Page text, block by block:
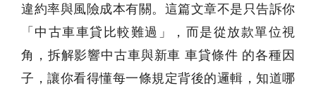
違約率與風險成本有關。這篇文章不是只告訴你
「中古車車貸比較難過」，而是從放款單位視
角，拆解影響中古車與新車 車貸條件 的各種因
子，讓你看得懂每一條規定背後的邏輯，知道哪